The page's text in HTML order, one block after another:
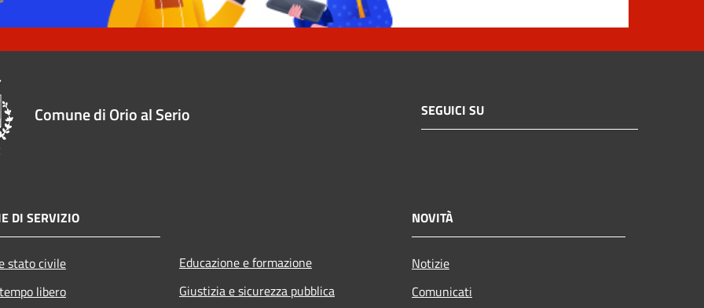
Comune di Orio al Serio SEGUICI SU
DI SERVIZIO
stato civile
libero
Educazione e formazione
Giustizia e sicurezza pubblica
NOVITÀ
Notizie
Comunicati